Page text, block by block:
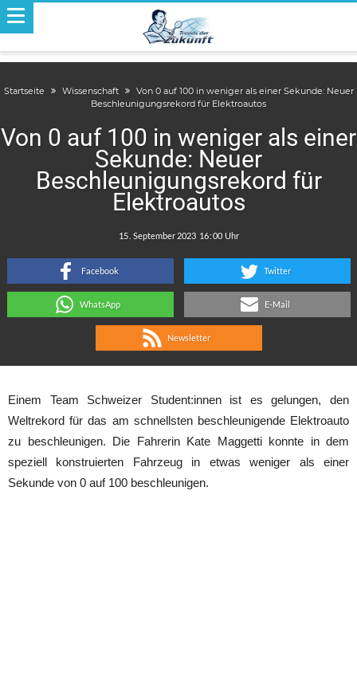
Startseite Wissenschaft
Von 0 auf 100 in weniger als einer Sekunde: Neuer
Beschleunigungsrekord für Elektroautos
Von 0 auf 100 in weniger als einer
Sekunde: Neuer
Beschleunigungsrekord für
Elektroautos
:
Facebook Twitter
WhatsApp E-Mail
Newsletter
Einem Team Schweizer Student:innen ist es gelungen, den
Weltrekord für das am schnellsten beschleunigende Elektroauto
zu beschleunigen. Die Fahrerin Kate Maggetti konnte in dem
speziell konstruierten Fahrzeug in etwas weniger als einer
Sekunde von 0 auf 100 beschleunigen.